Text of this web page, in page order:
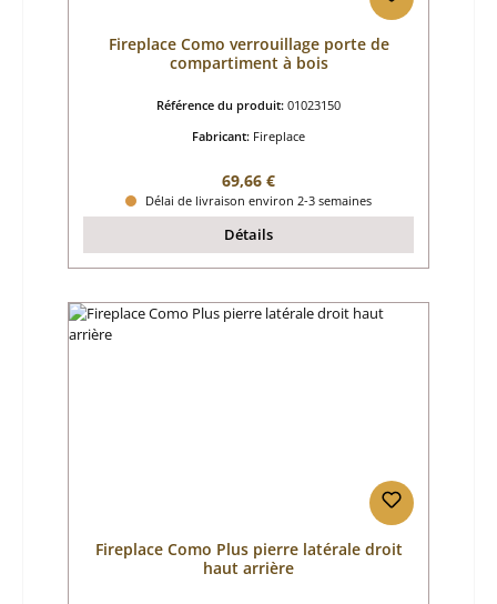
Fireplace Como verrouillage porte de
compartiment à bois
Référence du produit: 01023150
Fabricant: Fireplace
Prix régulier :
69,66 €
Délai de livraison environ 2-3 semaines
Détails
Fireplace Como Plus pierre latérale droit
haut arrière